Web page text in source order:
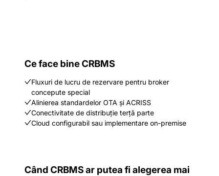
Ce face bine CRBMS
Fluxuri de lucru de rezervare pentru broker
concepute special
Alinierea standardelor OTA și ACRISS
Conectivitate de distribuție terță parte
Cloud configurabil sau implementare on-premise
Când CRBMS ar putea fi alegerea mai